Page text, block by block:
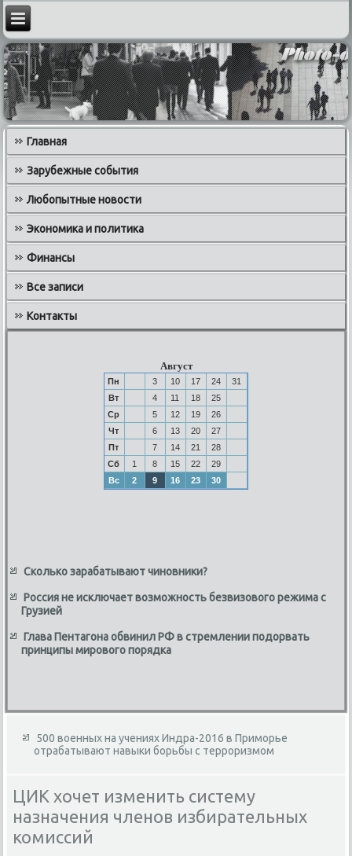
Главная
Зарубежные события
Любопытные новости
Экономика и политика
Финансы
Все записи
Контакты
Август
Пн 3 10 17 24
31
Вт
4 11 18
25
Ср
5 12 19
26
Чт
6 13 20
27
Пт
7 14 21
28
Сб
1 8 15 22
29
Вс
2 9 16 23 30
Сколько зарабатывают чиновники?
Россия не исключает возможность безвизового режима с
Грузией
Глава Пентагона обвинил РФ в стремлении подорвать
принципы мирового порядка
500 военных на учениях Индра-2016 в Приморье
отрабатывают навыки борьбы с терроризмом
ЦИК хочет изменить систему
назначения членов избирательных
комиссий